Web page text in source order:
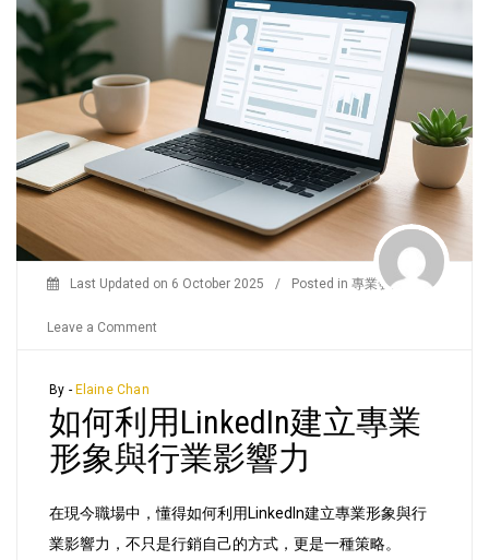
Last Updated on 6 October 2025 / Posted in 專業發展 /
Leave a Comment
利
用
LinkedIn
建
立
By - Elaine Chan
如何利用LinkedIn建立專業
形象與行業影響力
在現今職場中，懂得如何利用LinkedIn建立專業形象與行
業影響力，不只是行銷自己的方式，更是一種策略。